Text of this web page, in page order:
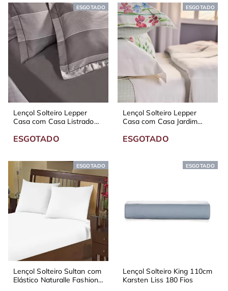
ESGOTADO
Lençol Solteiro Lepper
Casa com Casa Listrado
ESGOTADO
ESGOTADO
Lençol Solteiro Lepper
Casa com Casa Jardim
ESGOTADO
ESGOTADO
Lençol Solteiro Sultan com
Elástico Naturalle Fashion
ESGOTADO
Lençol Solteiro King 110cm
Karsten Liss 180 Fios